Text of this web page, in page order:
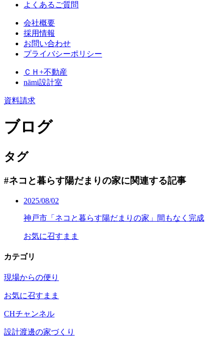
よくあるご質問
会社概要
採用情報
お問い合わせ
プライバシーポリシー
ＣＨ+不動産
nämi設計室
資料請求
ブログ
タグ
#ネコと暮らす陽だまりの家に関連する記事
2025/08/02
神戸市「ネコと暮らす陽だまりの家」間もなく完成
お気に召すまま
カテゴリ
現場からの便り
お気に召すまま
CHチャンネル
設計渡邊の家づくり